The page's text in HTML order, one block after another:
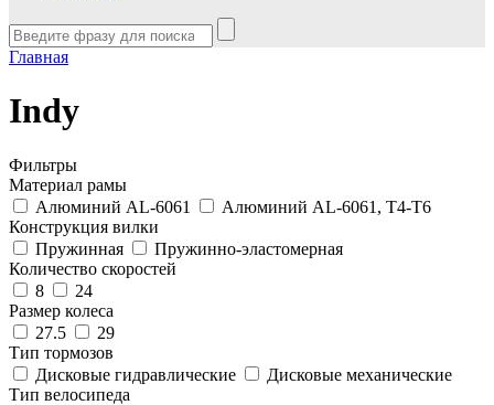
Главная
Indy
Фильтры
Материал рамы
Алюминий AL-6061
Алюминий AL-6061, T4-T6
Конструкция вилки
Пружинная
Пружинно-эластомерная
Количество скоростей
8
24
Размер колеса
27.5
29
Тип тормозов
Дисковые гидравлические
Дисковые механические
Тип велосипеда